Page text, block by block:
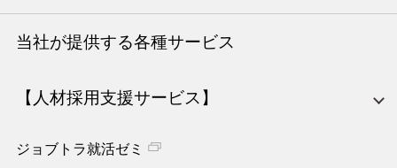
当社が提供する各種サービス
【人材採用支援サービス】
ジョブトラ就活ゼミ